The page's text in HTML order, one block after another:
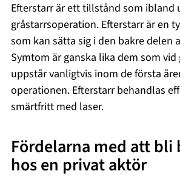
Efterstarr är ett tillstånd som ibland
gråstarrsoperation. Efterstarr är en
som kan sätta sig i den bakre delen
Symtom är ganska lika dem som vid
uppstår vanligtvis inom de första
operationen. Efterstarr behandlas
smärtfritt med laser.
Fördelarna med att bli
hos en privat aktör